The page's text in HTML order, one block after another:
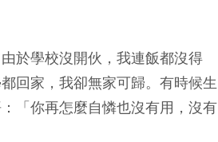
於學校沒開伙，我連飯都沒得
回家，我卻無家可歸。有時候生
「你再怎麼自憐也沒有用，沒有